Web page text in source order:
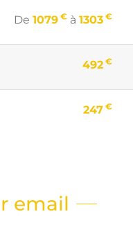
De 1079 € à 1303 €
492 €
247 €
email